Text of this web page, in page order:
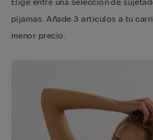
Elige entre una selección de
pijamas. Añade 3 artículos a tu
menor precio.